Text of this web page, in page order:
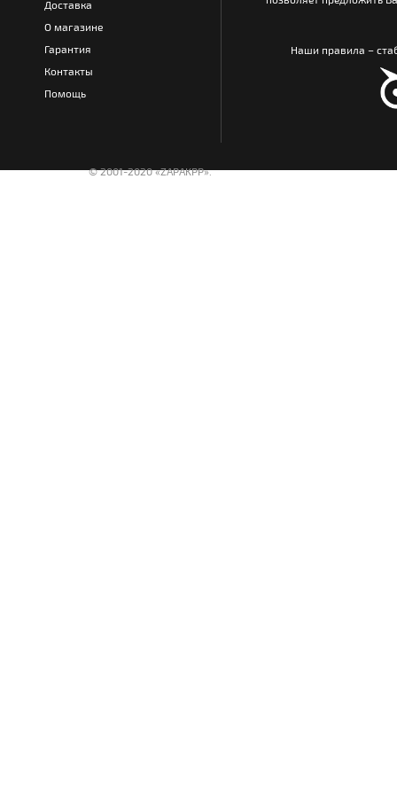
Доставка
О магазине
Гарантия
Контакты
Помощь
Наши правила –
© 2001-2020 «ZAPAKPP».